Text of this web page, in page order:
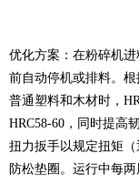
优化方案： 在粉碎机
前自动停机或排料。
普通塑料和木材时，
HRC58-60，同时提高
扭力扳手以规定扭矩（
防松垫圈。运行中每